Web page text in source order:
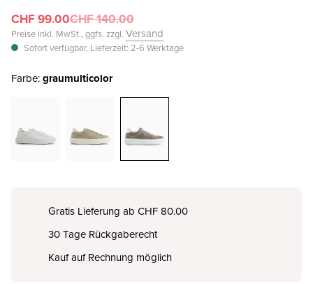
CHF 99.00CHF 140.00
Preise inkl. MwSt., ggfs. zzgl. Versand
Sofort verfügbar, Lieferzeit: 2-6 Werktage
Farbe:graumulticolor
Gratis Lieferung ab CHF 80.00
30 Tage Rückgaberecht
Kauf auf Rechnung möglich